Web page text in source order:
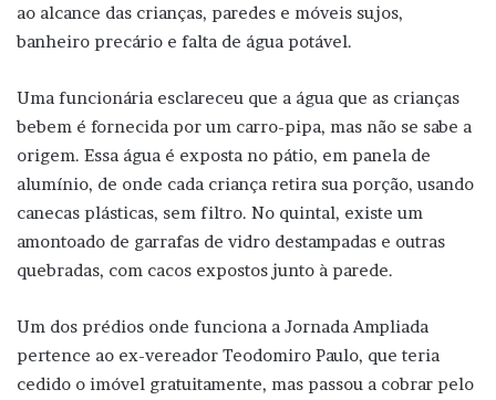
ao alcance das crianças, paredes e móveis sujos,
banheiro precário e falta de água potável.
Uma funcionária esclareceu que a água que as crianças
bebem é fornecida por um carro-pipa, mas não se sabe a
origem. Essa água é exposta no pátio, em panela de
alumínio, de onde cada criança retira sua porção, usando
canecas plásticas, sem filtro. No quintal, existe um
amontoado de garrafas de vidro destampadas e outras
quebradas, com cacos expostos junto à parede.
Um dos prédios onde funciona a Jornada Ampliada
pertence ao ex-vereador Teodomiro Paulo, que teria
cedido o imóvel gratuitamente, mas passou a cobrar pelo